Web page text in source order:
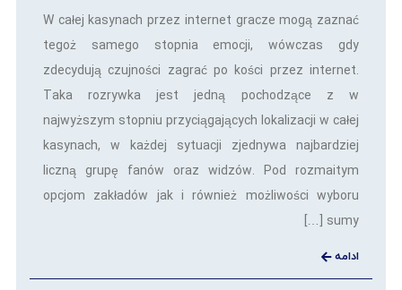
W całej kasynach przez internet gracze mogą zaznać
tegoż samego stopnia emocji, wówczas gdy
zdecydują czujności zagrać po kości przez internet.
Taka rozrywka jest jedną pochodzące z w
najwyższym stopniu przyciągających lokalizacji w całej
kasynach, w każdej sytuacji zjednywa najbardziej
liczną grupę fanów oraz widzów. Pod rozmaitym
opcjom zakładów jak i również możliwości wyboru
sumy […]
ادامه